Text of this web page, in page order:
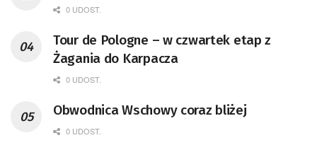
0 UDOST.
Tour de Pologne – w czwartek etap z
Żagania do Karpacza
0 UDOST.
Obwodnica Wschowy coraz bliżej
0 UDOST.